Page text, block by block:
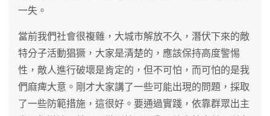
一失。
當前我們社會很複雜，大城市解放不久，潛伏下來的敵
特分子活動猖獗，大家是清楚的，應該保持高度警惕
性，敵人進行破壞是肯定的，但不可怕，而可怕的是我
們麻痺大意。剛才大家講了一些可能出現的問題，採取
了一些防範措施，這很好。要通過實踐，依靠群眾出主